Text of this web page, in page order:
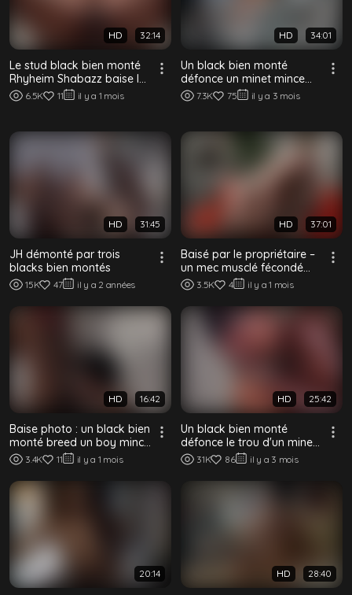
HD 32:14
Le stud black bien monté
Rhyheim Shabazz baise le
minet pâle et lisse Sage
Anson s...
6.5K 11 il y a 1 mois
HD 34:01
Un black bien monté
défonce un minet mince
sur le balcon
7.3K 75 il y a 3 mois
HD 31:45
JH démonté par trois
blacks bien montés
15K 47 il y a 2 années
HD 37:01
Baisé par le propriétaire –
un mec musclé fécondé
par un daddy black bien
monté
3.5K 4 il y a 1 mois
HD 16:42
Baise photo : un black bien
monté breed un boy mince
à dreads sans capote
3.4K 11 il y a 1 mois
HD 25:42
Un black bien monté
défonce le trou d'un minet
mince sans capote –
Bareback interr...
31K 86 il y a 3 mois
20:14 HD 28:40